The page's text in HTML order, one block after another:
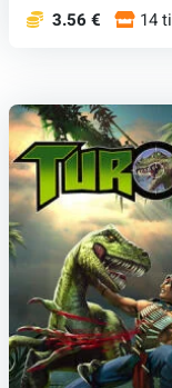
3.56 € 14